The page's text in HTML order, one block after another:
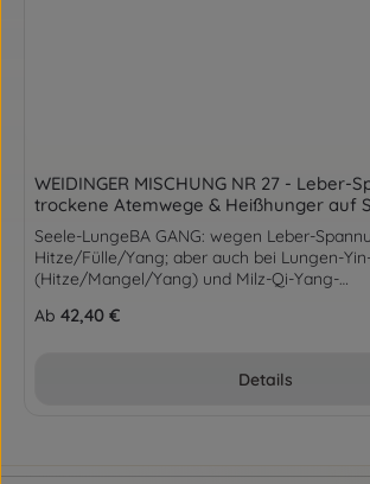
WEIDINGER MISCHUNG NR 27 - Leber-
trockene Atemwege & Heißhunger auf
Seele-LungeBA GANG: wegen Leber-
Hitze/Fülle/Yang; aber auch bei Lungen-
(Hitze/Mangel/Yang) und Milz-Qi-Yang-
Lilii30,00%BAI SHAO YAORx. Paeoniae
XIANGRx. Saussureae/
Der Goldene Weg der Mitte, Seite 311
Regulärer Preis:
Ab 42,40 €
Details